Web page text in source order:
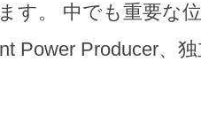
す。 中でも重要な
Power Producer、